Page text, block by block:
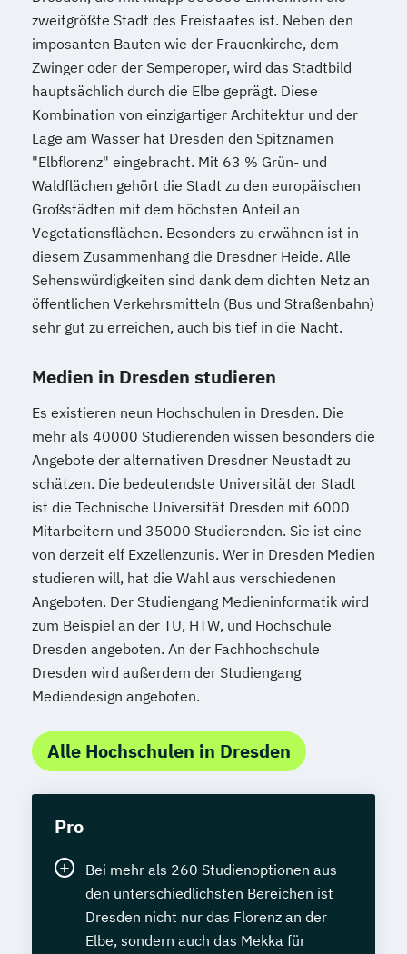
zweitgrößte Stadt des Freistaates ist. Neben den
imposanten Bauten wie der Frauenkirche, dem
Zwinger oder der Semperoper, wird das Stadtbild
hauptsächlich durch die Elbe geprägt. Diese
Kombination von einzigartiger Architektur und der
Lage am Wasser hat Dresden den Spitznamen
"Elbflorenz" eingebracht. Mit 63 % Grün- und
Waldflächen gehört die Stadt zu den europäischen
Großstädten mit dem höchsten Anteil an
Vegetationsflächen. Besonders zu erwähnen ist in
diesem Zusammenhang die Dresdner Heide. Alle
Sehenswürdigkeiten sind dank dem dichten Netz an
öffentlichen Verkehrsmitteln (Bus und Straßenbahn)
sehr gut zu erreichen, auch bis tief in die Nacht.
Medien in Dresden studieren
Es existieren neun Hochschulen in Dresden. Die
mehr als 40000 Studierenden wissen besonders die
Angebote der alternativen Dresdner Neustadt zu
schätzen. Die bedeutendste Universität der Stadt
ist die Technische Universität Dresden mit 6000
Mitarbeitern und 35000 Studierenden. Sie ist eine
von derzeit elf Exzellenzunis. Wer in Dresden Medien
studieren will, hat die Wahl aus verschiedenen
Angeboten. Der Studiengang Medieninformatik wird
zum Beispiel an der TU, HTW, und Hochschule
Dresden angeboten. An der Fachhochschule
Dresden wird außerdem der Studiengang
Mediendesign angeboten.
Alle Hochschulen in Dresden
Pro
Bei mehr als 260 Studienoptionen aus
den unterschiedlichsten Bereichen ist
Dresden nicht nur das Florenz an der
Elbe, sondern auch das Mekka für